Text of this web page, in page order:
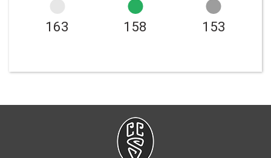
163 158 153